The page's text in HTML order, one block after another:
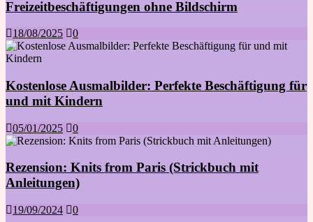
Freizeitbeschäftigungen ohne Bildschirm
18/08/2025 0
Kostenlose Ausmalbilder: Perfekte Beschäftigung für
und mit Kindern
05/01/2025 0
Rezension: Knits from Paris (Strickbuch mit
Anleitungen)
19/09/2024 0